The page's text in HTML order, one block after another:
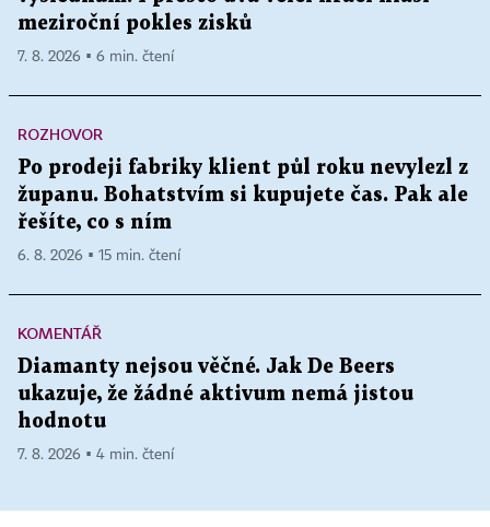
meziroční pokles zisků
7. 8. 2026 ▪ 6 min. čtení
ROZHOVOR
Po prodeji fabriky klient půl roku nevylezl z
županu. Bohatstvím si kupujete čas. Pak ale
řešíte, co s ním
6. 8. 2026 ▪ 15 min. čtení
KOMENTÁŘ
Diamanty nejsou věčné. Jak De Beers
ukazuje, že žádné aktivum nemá jistou
hodnotu
7. 8. 2026 ▪ 4 min. čtení